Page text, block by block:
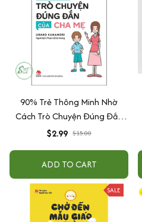
90% Trẻ Thông Minh Nhờ
Cách Trò Chuyện Đúng Đắn
Của Cha Mẹ
$2.99 $15.00
ADD TO CART
SALE